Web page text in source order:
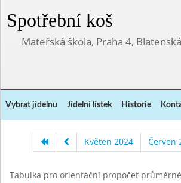
Spotřební koš
Mateřská škola, Praha 4,
Vybrat jídelnu Jídelní lístek Historie
Květen 2024 Červen
Tabulka pro orientační propočet